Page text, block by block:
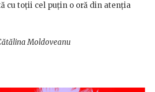
cu toții cel puțin o oră din atenția
Moldoveanu